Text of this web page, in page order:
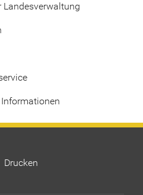
Landesverwaltung
Drucken